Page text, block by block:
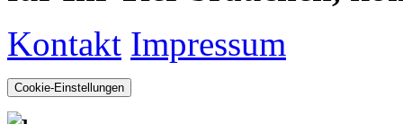
Kontakt Impressum
Cookie-Einstellungen